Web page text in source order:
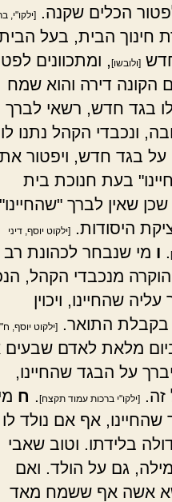
הכלים שקנה.
[ילקו"י,
הבית, בעל
[ולובשו] , ומתכוונים
הקונה דירה והוא שמח
לו בגד חדש, רשאי לברך
ונכבדי הקהל נתנו לו
על בגד חדש, ויפטור את
בעת חנוכת בית
שאין לברך "שהחיינו"
היסודות.
[ילקוט יוסף, דיני
. ו מי שנבחר לכהונת רב
מנכבדי הקהל,
שהחיינו, ויכוין
בקבלת התואר.
[ילקוט יוסף,
מלאת לאדם שבעים
על הבגד שהחיינו,
זה.
[ילקו"י ברכות עמוד תקצח] . ח
שהחיינו, אף אם נולד לו
בלידתו. וטוב שאבי
גם על הולד. ואם
אשה אף ששמח מאד